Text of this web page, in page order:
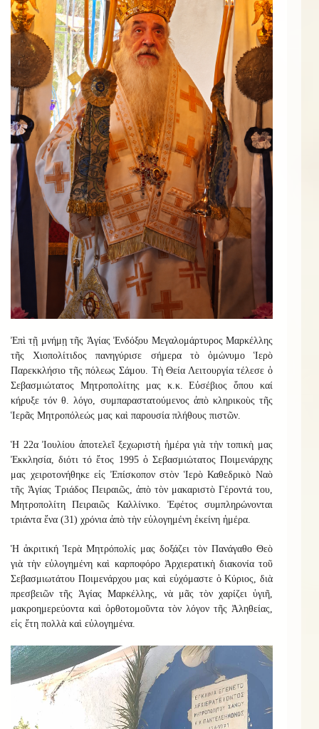
Ἐπὶ τῇ μνήμῃ τῆς Ἁγίας Ἐνδόξου Μεγαλομάρτυρος Μαρκέλλης
τῆς Χιοπολίτιδος πανηγύρισε σήμερα τὸ ὁμώνυμο Ἱερὸ
Παρεκκλήσιο τῆς πόλεως Σάμου. Τὴ Θεία Λειτουργία τέλεσε ὁ
Σεβασμιώτατος Μητροπολίτης μας κ.κ. Εὐσέβιος ὅπου καί
κήρυξε τόν θ. λόγο, συμπαραστατούμενος ἀπὸ κληρικοὺς τῆς
Ἱερᾶς Μητροπόλεώς μας καὶ παρουσία πλήθους πιστῶν.
Ἡ 22α Ἰουλίου ἀποτελεῖ ξεχωριστὴ ἡμέρα γιὰ τὴν τοπικὴ μας
Ἐκκλησία, διότι τό ἔτος 1995 ὁ Σεβασμιώτατος Ποιμενάρχης
μας χειροτονήθηκε εἰς Ἐπίσκοπον στὸν Ἱερὸ Καθεδρικὸ Ναὸ
τῆς Ἁγίας Τριάδος Πειραιῶς, ἀπὸ τὸν μακαριστὸ Γέροντά του,
Μητροπολίτη Πειραιῶς Καλλίνικο. Ἐφέτος συμπληρώνονται
τριάντα ἕνα (31) χρόνια ἀπὸ τὴν εὐλογημένη ἐκείνη ἡμέρα.
Ἡ ἀκριτική Ἱερὰ Μητρόπολίς μας δοξάζει τὸν Πανάγαθο Θεὸ
γιὰ τὴν εὐλογημένη καὶ καρποφόρο Ἀρχιερατικὴ διακονία τοῦ
Σεβασμιωτάτου Ποιμενάρχου μας καὶ εὐχόμαστε ὁ Κύριος, διὰ
πρεσβειῶν τῆς Ἁγίας Μαρκέλλης, νὰ μᾶς τὸν χαρίζει ὑγιῆ,
μακροημερεύοντα καὶ ὀρθοτομοῦντα τὸν λόγον τῆς Ἀληθείας,
εἰς ἔτη πολλὰ καὶ εὐλογημένα.